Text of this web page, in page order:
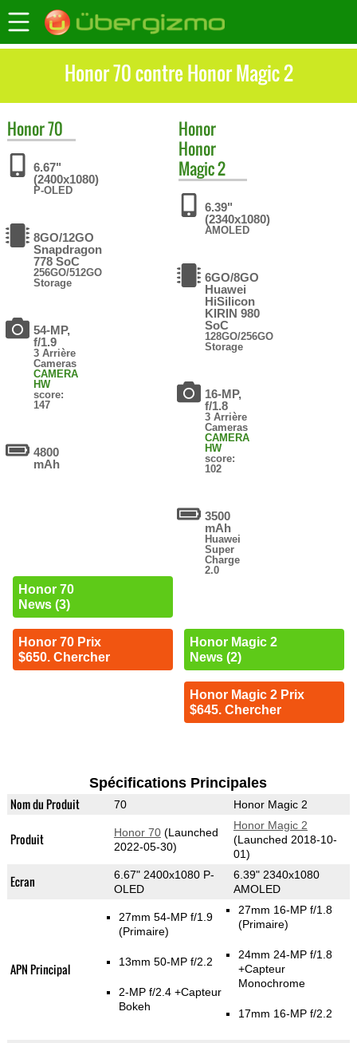
Honor 70 contre Honor Magic 2
Honor70
6.67"
(2400x1080)
P-OLED
8GO/12GO
Snapdragon
778 SoC
256GO/512GO
Storage
54-MP,
f/1.9
3 Arrière
Cameras
CAMERA
HW
score:
147
4800
mAh
Honor 70
News (3)
Honor 70 Prix
$650. Chercher
Honor
Honor
Magic 2
6.39"
(2340x1080)
AMOLED
6GO/8GO
Huawei
HiSilicon
KIRIN 980
SoC
128GO/256GO
Storage
16-MP,
f/1.8
3 Arrière
Cameras
CAMERA
HW
score:
102
3500
mAh
Huawei
Super
Charge
2.0
Honor Magic 2
News (2)
Honor Magic 2 Prix
$645. Chercher
Spécifications Principales
Nom du Produit 70 Honor Magic 2
Produit Honor 70(Launched
2022-05-30)
Honor Magic 2
(Launched 2018-10-
01)
Ecran
6.67" 2400x1080 P-
OLED
6.39" 2340x1080
AMOLED
APN Principal
27mm 54-MP f/1.9
(Primaire)
13mm 50-MP f/2.2
2-MP f/2.4 +Capteur
Bokeh
27mm 16-MP f/1.8
(Primaire)
24mm 24-MP f/1.8
+Capteur
Monochrome
17mm 16-MP f/2.2